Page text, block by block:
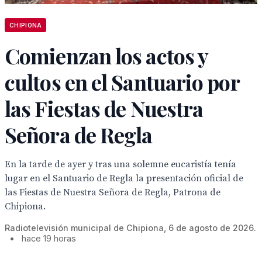
CHIPIONA
Comienzan los actos y
cultos en el Santuario por
las Fiestas de Nuestra
Señora de Regla
En la tarde de ayer y tras una solemne eucaristía tenía
lugar en el Santuario de Regla la presentación oficial de
las Fiestas de Nuestra Señora de Regla, Patrona de
Chipiona.
Radiotelevisión municipal de Chipiona, 6 de agosto de 2026.
•
hace 19 horas